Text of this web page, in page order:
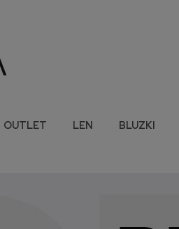
OUTLET LEN BLUZKI